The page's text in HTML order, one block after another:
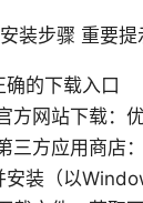
装步骤 重要
确的下载入口
方网站下载：
三方应用商店
安装（以